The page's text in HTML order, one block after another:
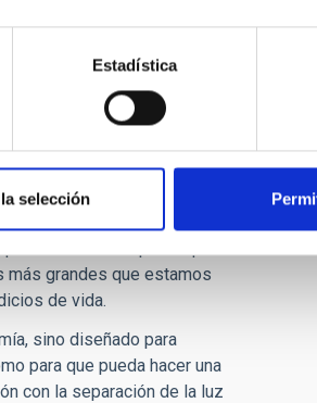
Estadística
selección
de que hemos descubierto
en nuestra vida,
sus brazos, pensamos
somos especiales y, en ese
lo poco especial que
condiciones para formar
o incluso del Universo
planeta y creo que
la única razón por la que no
más grandes que estamos
de vida.
sino diseñado para
para que pueda hacer una
con la separación de la luz